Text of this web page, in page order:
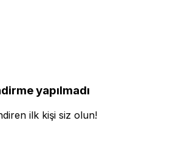
yapılmadı
ilk kişi siz olun!